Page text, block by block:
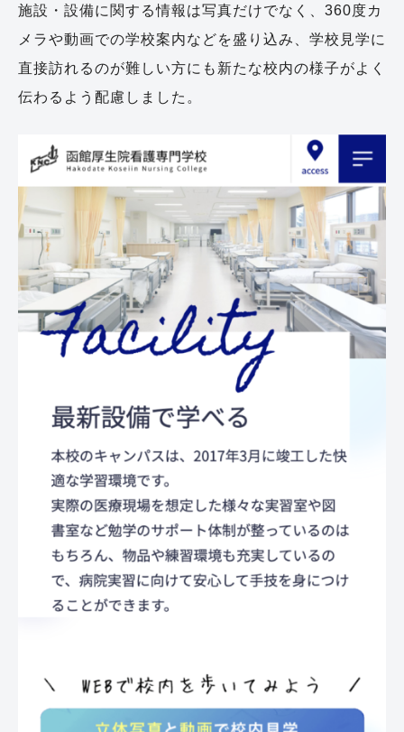
施設・設備に関する情報は写真だけでなく、360度カ
メラや動画での学校案内などを盛り込み、学校見学に
直接訪れるのが難しい方にも新たな校内の様子がよく
伝わるよう配慮しました。